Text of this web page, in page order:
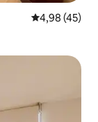
4,98 de uma
4,98 (45)